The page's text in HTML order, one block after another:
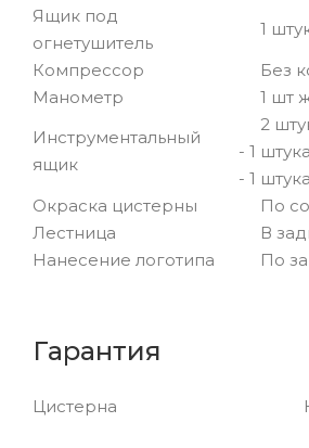
Ящик под
огнетушитель
1
Компрессор
Без
Манометр
1 шт
Инструментальный
ящик
2
- 1
- 1
Окраска цистерны
По
Лестница
В
Нанесение логотипа
По
Гарантия
Цистерна На колбу 12